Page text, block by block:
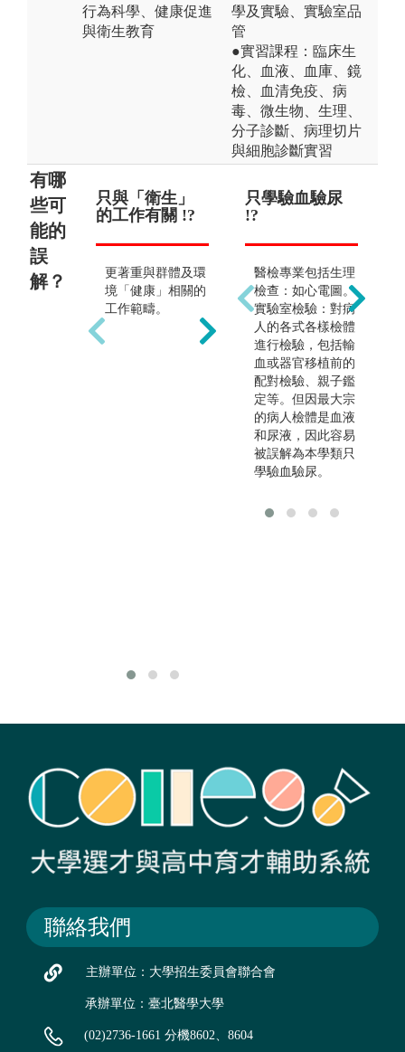
行為科學、健康促進
與衛生教育
學及實驗、實驗室品
管
●實習課程：臨床生
化、血液、血庫、鏡
檢、血清免疫、病
毒、微生物、生理、
分子診斷、病理切片
與細胞診斷實習
有哪
些可
能的
誤
解？
只與「衛生」
的工作有關 !?
更著重與群體及環
境「健康」相關的
工作範疇。
證照考試僅只
於環職衛相關
但亦涵蓋醫療管理
領域如醫務管理
師、健康保險管理
師。
只學驗血驗尿
!?
醫檢專業包括生理
檢查：如心電圖。
實驗室檢驗：對病
人的各式各樣檢體
進行檢驗，包括輸
血或器官移植前的
配對檢驗、親子鑑
定等。但因最大宗
的病人檢體是血液
和尿液，因此容易
被誤解為本學類只
學驗血驗尿。
聯絡我們
主辦單位：大學招生委員會聯合會
承辦單位：臺北醫學大學
(02)2736-1661 分機8602、8604